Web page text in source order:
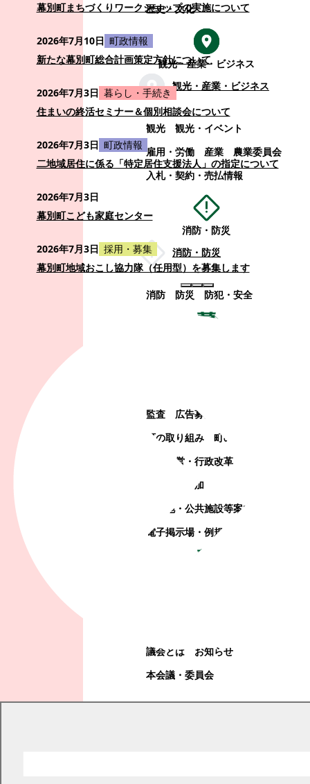
歴史・文化
観光・産業・ビジネス
観光・産業・ビジネス
観光
観光・イベント
雇用・労働
産業
農業委員会
入札・契約・売払情報
消防・防災
消防・防災
消防 防災 防犯・安全
監査 広告募集
町の取り組み
町の概要
町政運営・行政改革
町政への参加
観光地・公共施設等案内
電子掲示場・例規集
議会とは
お知らせ
本会議・委員会
幕別町まちづくりワークショップの実施について
2026年7月10日 町政情報
新たな幕別町総合計画策定方針について
2026年7月3日 暮らし・手続き
住まいの終活セミナー＆個別相談会について
2026年7月3日 町政情報
二地域居住に係る「特定居住支援法人」の指定について
2026年7月3日
幕別町こども家庭センター
2026年7月3日 採用・募集
幕別町地域おこし協力隊（任用型）を募集します